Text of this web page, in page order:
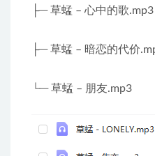
├─ 草蜢 – 心中的歌.mp3
├─ 草蜢 – 暗恋的代价
└─ 草蜢 – 朋友.mp3